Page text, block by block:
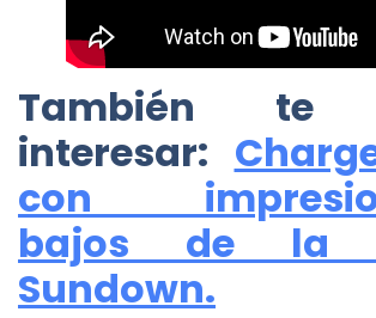
También te
interesar:
con
bajos de la
Sundown.